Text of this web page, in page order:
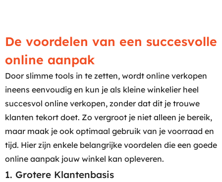
De voordelen van een succesvolle
online aanpak
Door slimme tools in te zetten, wordt online verkopen
ineens eenvoudig en kun je als kleine winkelier heel
succesvol online verkopen, zonder dat dit je trouwe
klanten tekort doet. Zo vergroot je niet alleen je bereik,
maar maak je ook optimaal gebruik van je voorraad en
tijd. Hier zijn enkele belangrijke voordelen die een goede
online aanpak jouw winkel kan opleveren.
1. Grotere Klantenbasis